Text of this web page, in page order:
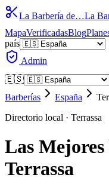
La Barbería de…La
MapaVerificadasBlog
país
Admin
🇪🇸
Barberías
España
Directorio local · Terrassa
Las
Terrassa